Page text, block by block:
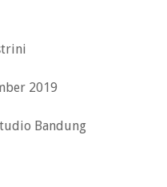
2019
Bandung